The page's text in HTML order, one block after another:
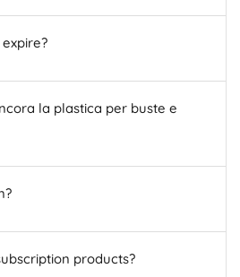
la plastica per buste e
products?